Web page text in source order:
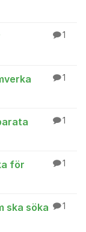
1
1
1
för
1
ska söka
1